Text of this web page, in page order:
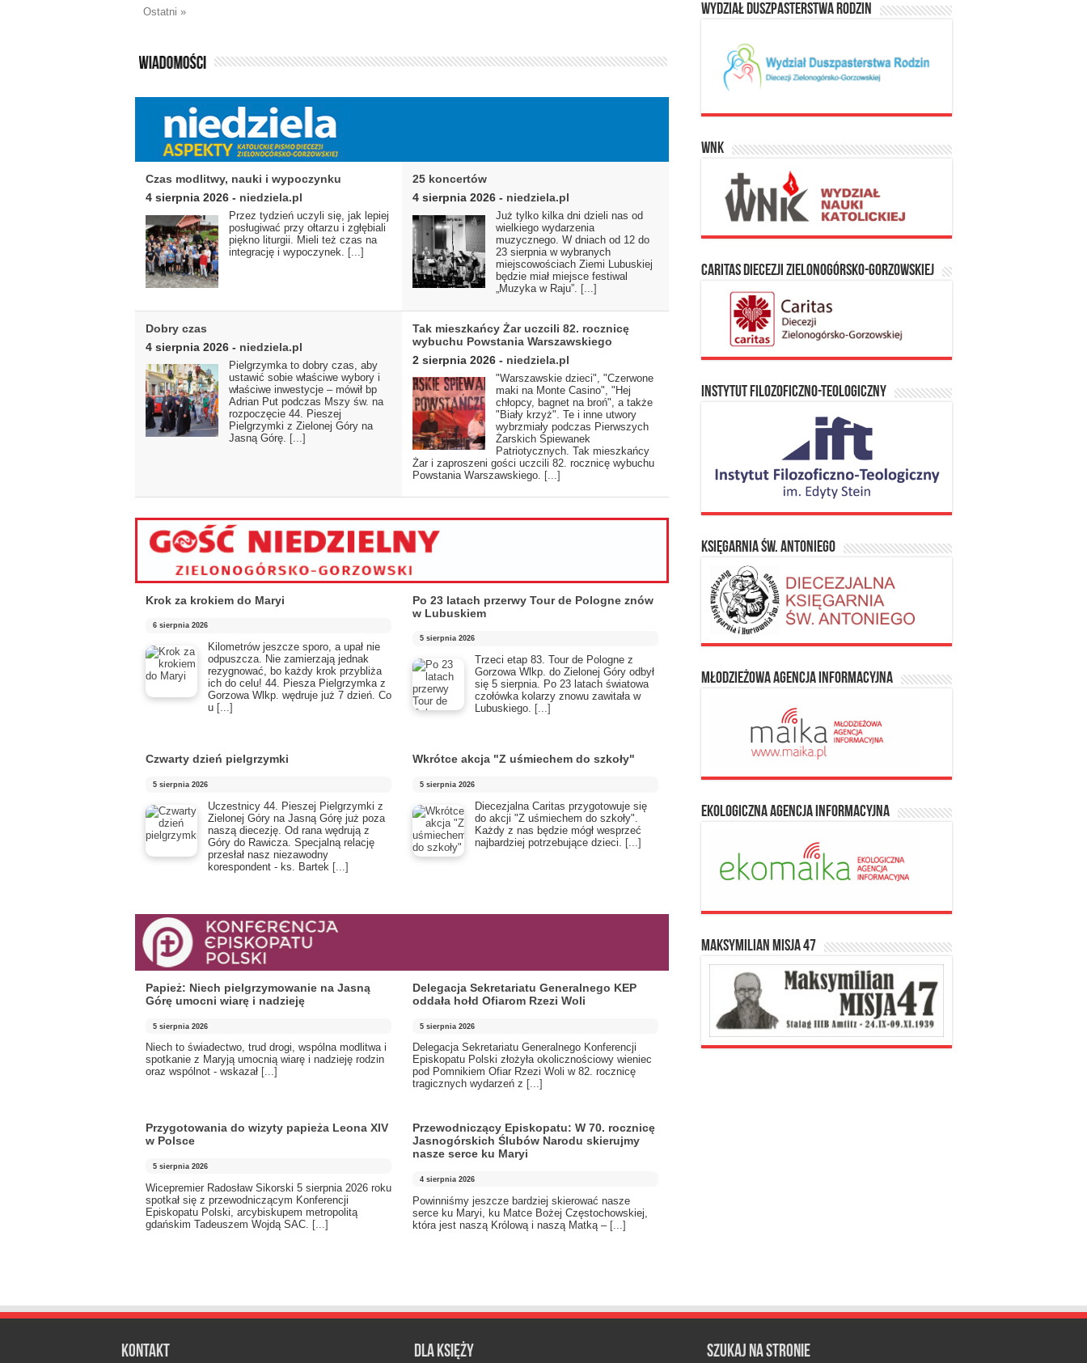
Ostatni »
Czas modlitwy, nauki i wypoczynku
4 sierpnia 2026 - niedziela.pl
Przez tydzień uczyli się, jak lepiej
posługiwać przy ołtarzu i zgłębiali
piękno liturgii. Mieli też czas na
integrację i wypoczynek. [...]
25 koncertów
4 sierpnia 2026 - niedziela.pl
Już tylko kilka dni dzieli nas od
wielkiego wydarzenia
muzycznego. W dniach od 12 do
23 sierpnia w wybranych
miejscowościach Ziemi Lubuskiej
będzie miał miejsce festiwal
„Muzyka w Raju”. [...]
Dobry czas
4 sierpnia 2026 - niedziela.pl
Pielgrzymka to dobry czas, aby
ustawić sobie właściwe wybory i
właściwe inwestycje – mówił bp
Adrian Put podczas Mszy św. na
rozpoczęcie 44. Pieszej
Pielgrzymki z Zielonej Góry na
Jasną Górę. [...]
Tak mieszkańcy Żar uczcili 82. rocznicę
wybuchu Powstania Warszawskiego
2 sierpnia 2026 - niedziela.pl
"Warszawskie dzieci", "Czerwone
maki na Monte Casino", "Hej
chłopcy, bagnet na broń", a także
"Biały krzyż". Te i inne utwory
wybrzmiały podczas Pierwszych
Żarskich Śpiewanek
Patriotycznych. Tak mieszkańcy
Żar i zaproszeni gości uczcili 82. rocznicę wybuchu
Powstania Warszawskiego. [...]
Krok za krokiem do Maryi
6 sierpnia 2026
Kilometrów jeszcze sporo, a upał nie
odpuszcza. Nie zamierzają jednak
rezygnować, bo każdy krok przybliża
ich do celu! 44. Piesza Pielgrzymka z
Gorzowa Wlkp. wędruje już 7 dzień. Co
u [...]
Po 23 latach przerwy Tour de Pologne znów
w Lubuskiem
5 sierpnia 2026
Trzeci etap 83. Tour de Pologne z
Gorzowa Wlkp. do Zielonej Góry odbył
się 5 sierpnia. Po 23 latach światowa
czołówka kolarzy znowu zawitała w
Lubuskiego.
[...]
Czwarty dzień pielgrzymki
5 sierpnia 2026
Uczestnicy 44. Pieszej Pielgrzymki z
Zielonej Góry na Jasną Górę już poza
naszą diecezję. Od rana wędrują z
Góry do Rawicza. Specjalną relację
przesłał nasz niezawodny
korespondent - ks. Bartek [...]
Wkrótce akcja "Z uśmiechem do szkoły"
5 sierpnia 2026
Diecezjalna Caritas przygotowuje się
do akcji "Z uśmiechem do szkoły".
Każdy z nas będzie mógł wesprzeć
najbardziej potrzebujące dzieci. [...]
Papież: Niech pielgrzymowanie na Jasną
Górę umocni wiarę i nadzieję
5 sierpnia 2026
Niech to świadectwo, trud drogi, wspólna modlitwa i
spotkanie z Maryją umocnią wiarę i nadzieję rodzin
oraz wspólnot - wskazał [...]
Delegacja Sekretariatu Generalnego KEP
oddała hołd Ofiarom Rzezi Woli
5 sierpnia 2026
Delegacja Sekretariatu Generalnego Konferencji
Episkopatu Polski złożyła okolicznościowy wieniec
pod Pomnikiem Ofiar Rzezi Woli w 82. rocznicę
tragicznych wydarzeń z [...]
Przygotowania do wizyty papieża Leona XIV
w Polsce
5 sierpnia 2026
Wicepremier Radosław Sikorski 5 sierpnia 2026 roku
spotkał się z przewodniczącym Konferencji
Episkopatu Polski, arcybiskupem metropolitą
gdańskim Tadeuszem Wojdą SAC. [...]
Przewodniczący Episkopatu: W 70. rocznicę
Jasnogórskich Ślubów Narodu skierujmy
nasze serce ku Maryi
4 sierpnia 2026
Powinniśmy jeszcze bardziej skierować nasze
serce ku Maryi, ku Matce Bożej Częstochowskiej,
która jest naszą Królową i naszą Matką – [...]
Wydział Duszpasterstwa Rodzin
WNK
Caritas Diecezji Zielonogórsko-Gorzowskiej
Instytut Filozoficzno-Teologiczny
Księgarnia Św. Antoniego
Młodzieżowa Agencja Informacyjna
Ekologiczna Agencja Informacyjna
Maksymilian Misja 47
Kontakt Dla księży Szukaj na stronie